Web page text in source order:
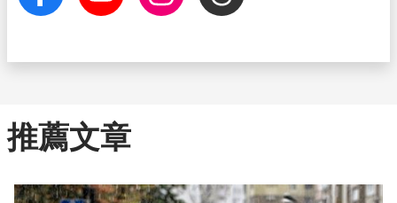
推薦文章